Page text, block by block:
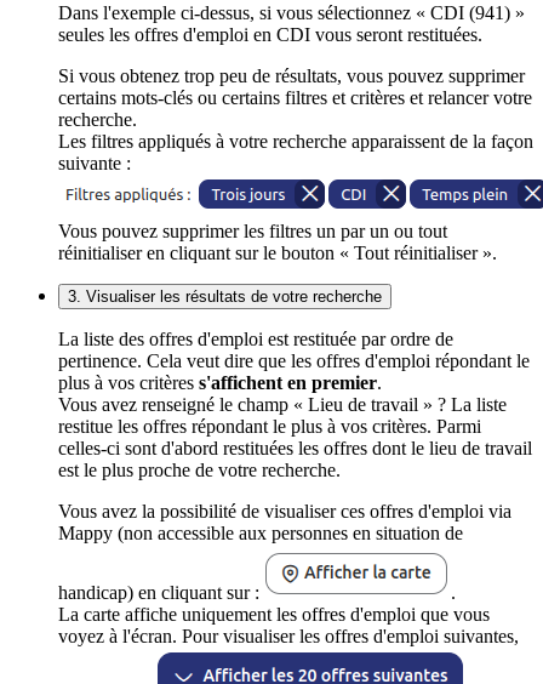
Dans l'exemple ci-dessus, si vous sélectionnez « CDI (941) »
seules les offres d'emploi en CDI vous seront restituées.
Si vous obtenez trop peu de résultats, vous pouvez supprimer
certains mots-clés ou certains filtres et critères et relancer votre
recherche.
Les filtres appliqués à votre recherche apparaissent de la façon
suivante :
Vous pouvez supprimer les filtres un par un ou tout
réinitialiser en cliquant sur le bouton « Tout réinitialiser ».
3. Visualiser les résultats de votre recherche
La liste des offres d'emploi est restituée par ordre de
pertinence. Cela veut dire que les offres d'emploi répondant le
plus à vos critères s'affichent en premier.
Vous avez renseigné le champ « Lieu de travail » ? La liste
restitue les offres répondant le plus à vos critères. Parmi
celles-ci sont d'abord restituées les offres dont le lieu de travail
est le plus proche de votre recherche.
Vous avez la possibilité de visualiser ces offres d'emploi via
Mappy (non accessible aux personnes en situation de
handicap) en cliquant sur :
.
La carte affiche uniquement les offres d'emploi que vous
voyez à l'écran. Pour visualiser les offres d'emploi suivantes,